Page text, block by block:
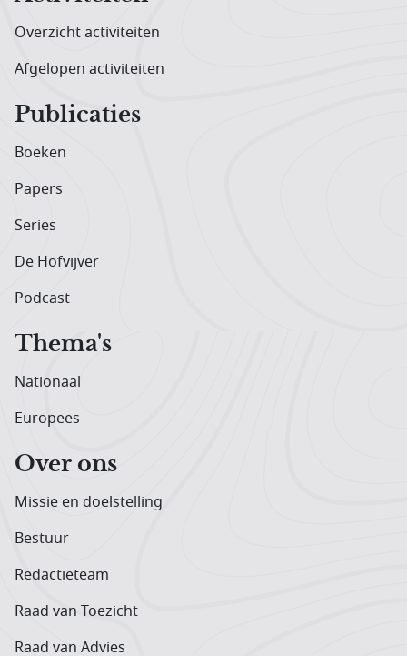
Overzicht activiteiten
Afgelopen activiteiten
Publicaties
Boeken
Papers
Series
De Hofvijver
Podcast
Thema's
Nationaal
Europees
Over ons
Missie en doelstelling
Bestuur
Redactieteam
Raad van Toezicht
Raad van Advies